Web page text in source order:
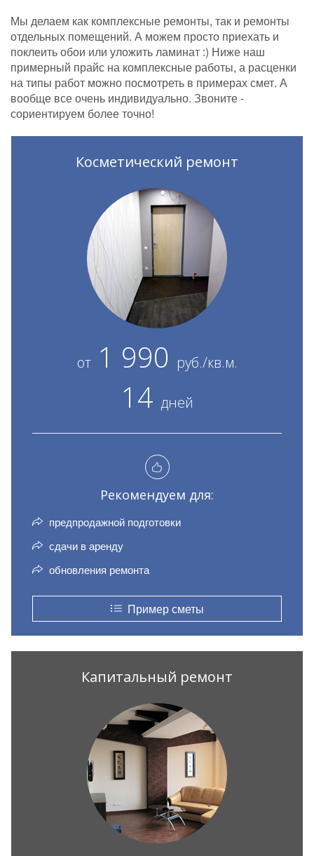
Мы делаем как комплексные ремонты, так и ремонты
отдельных помещений. А можем просто приехать и
поклеить обои или уложить ламинат :) Ниже наш
примерный прайс на комплексные работы, а расценки
на типы работ можно посмотреть в примерах смет. А
вообще все очень индивидуально. Звоните -
сориентируем более точно!
Косметический ремонт
от1 990 руб./кв.м.
14 дней
Рекомендуем для:
предпродажной подготовки
сдачи в аренду
обновления ремонта
Пример сметы
Капитальный ремонт